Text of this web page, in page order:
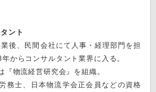
ント
後、民間会社にて人事・経理部門を担
からコンサルタント業界に入る。
物流経営研究会』を組織。
務士、日本物流学会正会員などの資格